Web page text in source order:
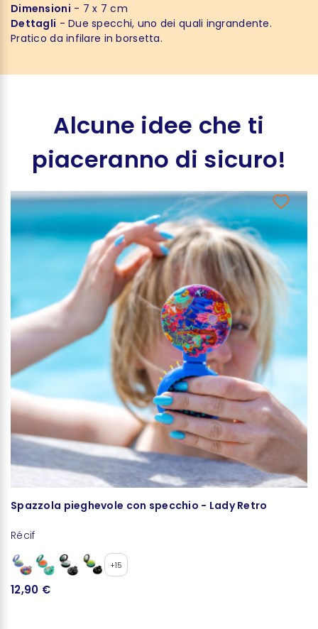
Dimensioni - 7 x 7 cm
Dettagli - Due specchi, uno dei quali ingrandente.
Pratico da infilare in borsetta.
Alcune idee che ti
piaceranno di sicuro!
Spazzola pieghevole con specchio - Lady Retro
Récif
+15
12,90 €